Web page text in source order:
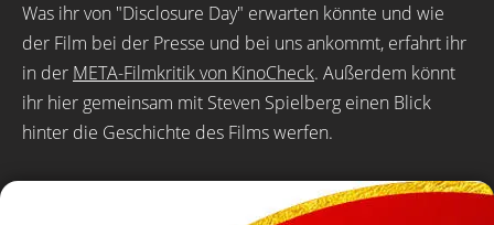
Was ihr von "Disclosure Day" erwarten könnte und wie
der Film bei der Presse und bei uns ankommt, erfahrt ihr
in der META-Filmkritik von KinoCheck. Außerdem könnt
ihr hier gemeinsam mit Steven Spielberg einen Blick
hinter die Geschichte des Films werfen.